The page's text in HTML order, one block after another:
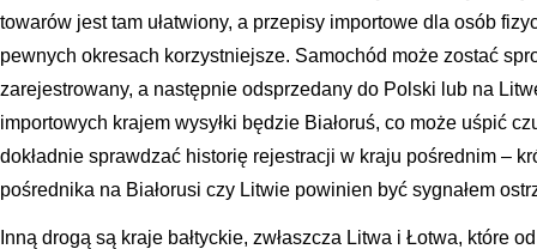
towarów jest tam ułatwiony, a przepisy importowe dla osób
pewnych okresach korzystniejsze. Samochód może zostać
zarejestrowany, a następnie odsprzedany do Polski lub na
importowych krajem wysyłki będzie Białoruś, co może uśpić
dokładnie sprawdzać historię rejestracji w kraju pośrednim –
pośrednika na Białorusi czy Litwie powinien być sygnałem
Inną drogą są kraje bałtyckie, zwłaszcza Litwa i Łotwa, które